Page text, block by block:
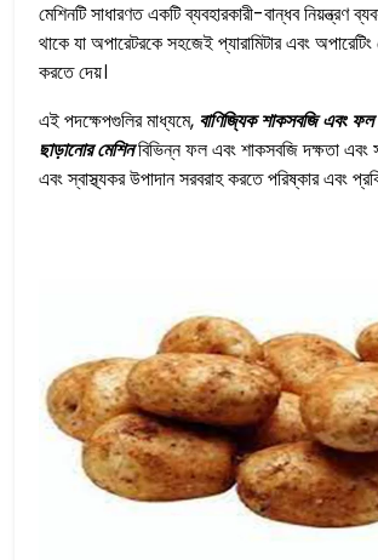
মেশিনটি সাধারণত একটি ব্যবহারকারী-বান্ধব নিয়ন্ত্রণ
থাকে যা অপারেটরকে সহজেই প্যারামিটার এবং
করতে দেয়।
এই পদক্ষেপগুলির মাধ্যমে, বাণিজ্যিক শাকসবজি এবং
ছাড়ানোর মেশিনবিভিন্ন ফল এবং শাকসবজি দক্ষতা এবং
এবং স্বাস্থ্যকর উপাদান সরবরাহ করতে পরিষ্কার এবং